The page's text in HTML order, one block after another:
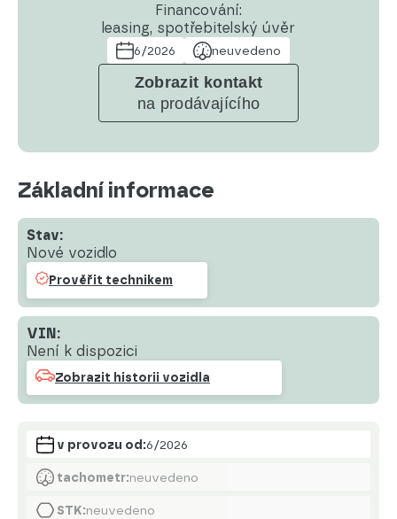
Financování:
leasing, spotřebitelský úvěr
6/2026 neuvedeno
Zobrazit kontakt
na prodávajícího
Základní informace
Stav:
Nové vozidlo
Prověřit technikem
VIN:
Není k dispozici
Zobrazit historii vozidla
v provozu od:6/2026
tachometr:neuvedeno
STK:neuvedeno